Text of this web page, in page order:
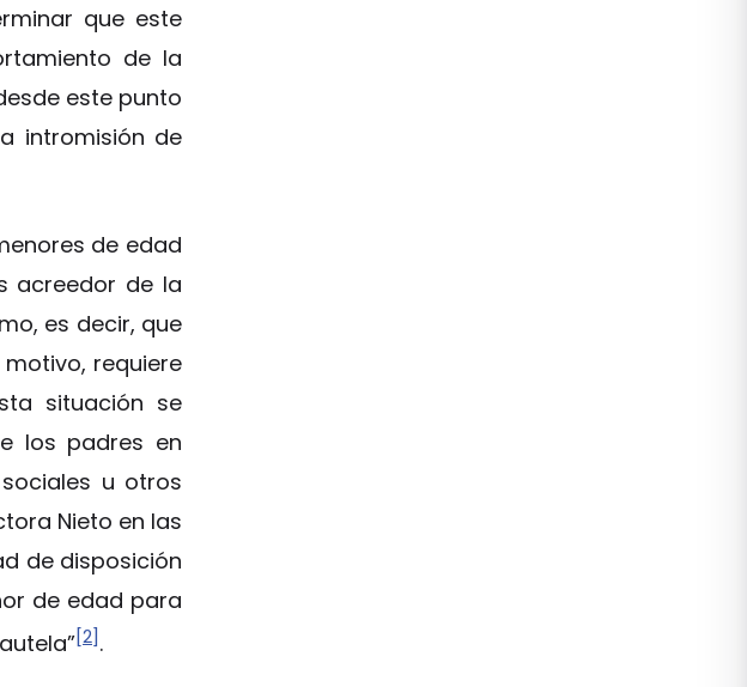
que este
de la
este punto
intromisión de
de edad
acreedor de la
es decir, que
requiere
situación se
los padres en
u otros
Nieto en las
de disposición
de edad para
[2].